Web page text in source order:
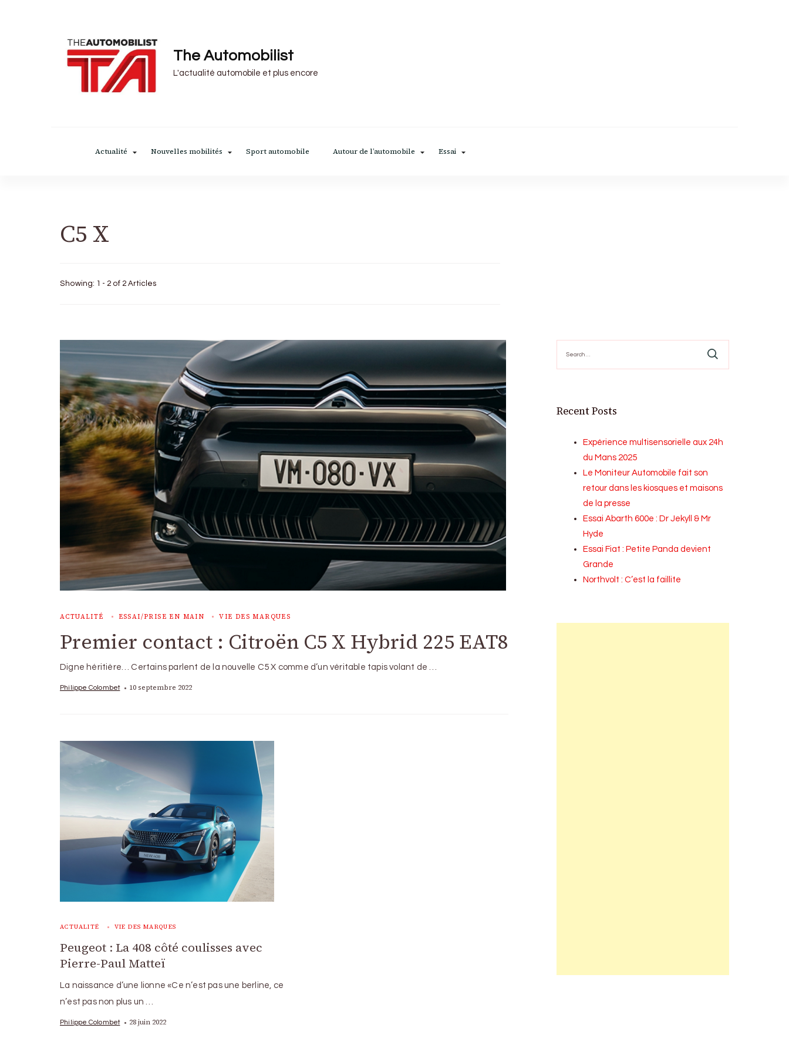
The Automobilist
L'actualité automobile et plus encore
Actualité Nouvelles mobilités Sport automobile Autour de l’automobile Essai
C5 X
Showing: 1 - 2 of 2 Articles
ACTUALITÉ ESSAI/PRISE EN MAIN VIE DES MARQUES
Premier contact : Citroën C5 X Hybrid 225 EAT8
Digne héritière… Certains parlent de la nouvelle C5 X comme d’un véritable tapis volant de …
Philippe Colombet 10 septembre 2022
ACTUALITÉ VIE DES MARQUES
Peugeot : La 408 côté coulisses avec
Pierre-Paul Matteï
La naissance d’une lionne «Ce n’est pas une berline, ce
n’est pas non plus un …
Philippe Colombet 28 juin 2022
for:
Recent Posts
Expérience multisensorielle aux 24h
du Mans 2025
Le Moniteur Automobile fait son
retour dans les kiosques et maisons
de la presse
Essai Abarth 600e : Dr Jekyll & Mr
Hyde
Essai Fiat : Petite Panda devient
Grande
Northvolt : C’est la faillite